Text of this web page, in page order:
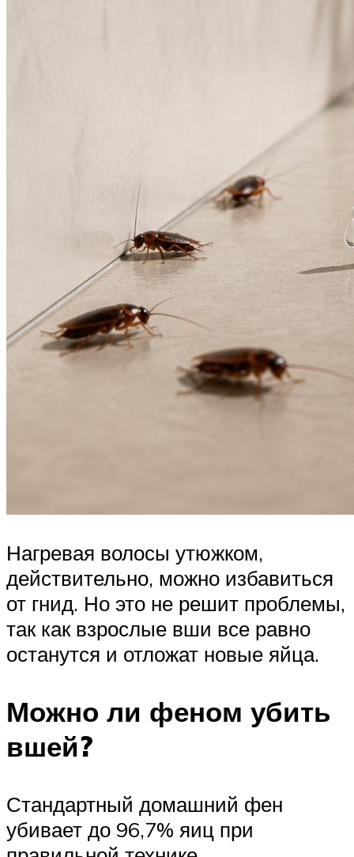
Нагревая волосы утюжком,
действительно, можно избавиться
от гнид. Но это не решит проблемы,
так как взрослые вши все равно
останутся и отложат новые яйца.
Можно ли феном убить
вшей?
Стандартный домашний фен
убивает до 96,7% яиц при